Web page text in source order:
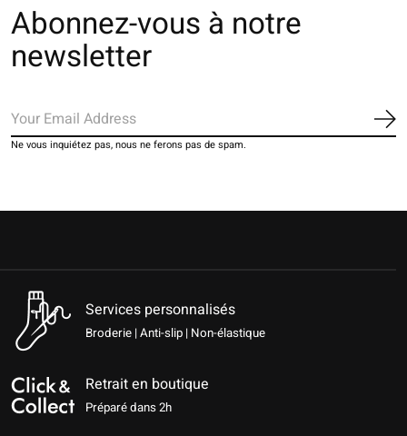
Abonnez-vous à notre
newsletter
Ne vous inquiétez pas, nous ne ferons pas de spam.
Services personnalisés
Broderie | Anti-slip | Non-élastique
Retrait en boutique
Préparé dans 2h